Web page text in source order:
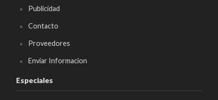
Publicidad
Contacto
Proveedores
Enviar Informacion
Especiales